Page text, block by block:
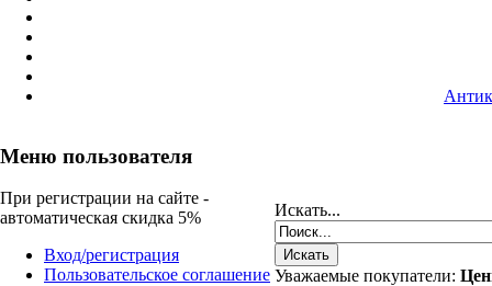
Меню пользователя
При регистрации на сайте -
автоматическая скидка 5%
Вход/регистрация
Пользовательское соглашение
Искать...
Уважаемые покупатели: